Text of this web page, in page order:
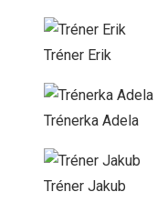
Tréner Erik
Trénerka Adela
Tréner Jakub